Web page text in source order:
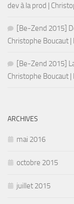
dev à la prod |
[Be-Zend 2015]
Christophe Boucaut |
[Be-Zend 2015]
Christophe Boucaut |
ARCHIVES
mai 2016
octobre 2015
juillet 2015